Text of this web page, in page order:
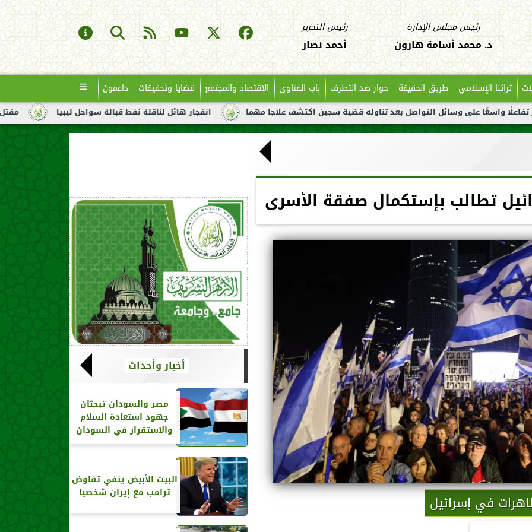
رئيس مجلس الإدارة
د. محمد أسامة هارون
رئيس التحرير
أحمد نصار
تراثنا الإسلامي طريق الحقيقة حوار ضد التطرف باب الفتاوى الاقتصاد والمجتمع قضايا وتحقيقات داعمون
مقتل العشرات انفجار هائل لناقلة نفط قبالة سواحل ليبيا وسائل التواصل بعد تناوله قضية سجين اكتشف علاجا مهما
تطالب بإستكمال صفقة الأسرى
في إسرائيل
أخبار وأحداث
مصر والسودان تبحثان
جهود استعادة السلام
والاستقرار في السودان
البيت الأبيض ينفي تفاوض
ترامب مع إيران شخصيا